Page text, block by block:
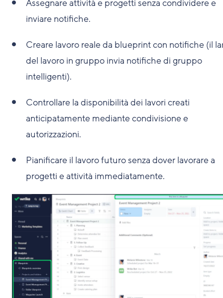
Assegnare attività e progetti senza condividere e
inviare notifiche.
Creare lavoro reale da blueprint con notifiche (il
del lavoro in gruppo invia notifiche di gruppo
intelligenti).
Controllare la disponibilità dei lavori creati
anticipatamente mediante condivisione e
autorizzazioni.
Pianificare il lavoro futuro senza dover lavorare a
progetti e attività immediatamente.